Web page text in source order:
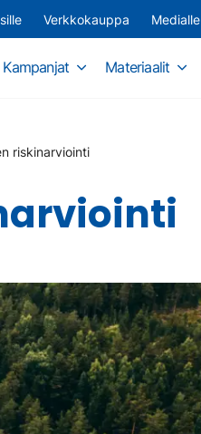
Verkkokauppa Medialle
Kampanjat Materiaalit
riskinarviointi